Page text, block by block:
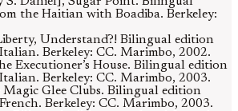
the Haitian with Boadiba. Berkeley:
Understand?! Bilingual edition
Berkeley: CC. Marimbo, 2002.
Executioner’s House. Bilingual edition
Berkeley: CC. Marimbo, 2003.
Glee Clubs. Bilingual edition
Berkeley: CC. Marimbo, 2003.